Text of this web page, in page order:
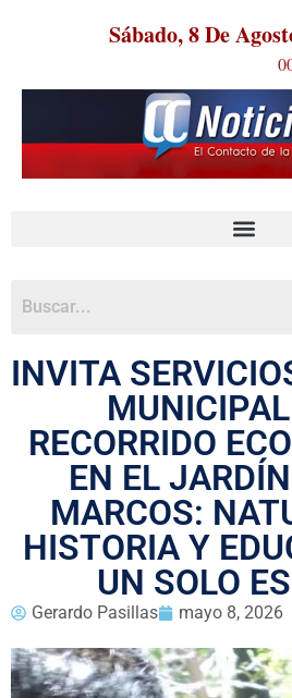
Sábado, 8 De
INVITA
RECORRIDO
EN EL
MARCOS:
HISTORIA Y
UN SOLO
Gerardo Pasillas mayo 8, 2026